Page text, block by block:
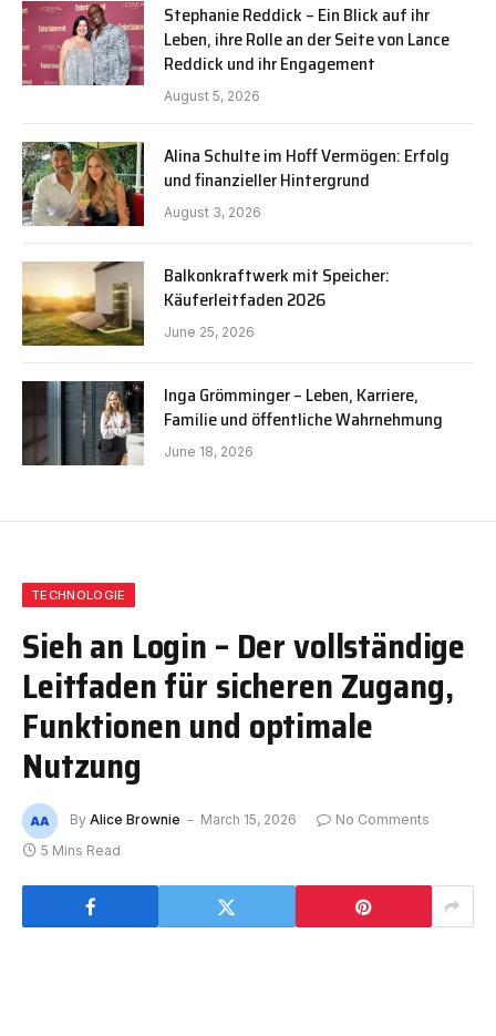
Stephanie Reddick – Ein Blick auf ihr
Leben, ihre Rolle an der Seite von Lance
Reddick und ihr Engagement
August 5, 2026
Alina Schulte im Hoff Vermögen: Erfolg
und finanzieller Hintergrund
August 3, 2026
Balkonkraftwerk mit Speicher:
Käuferleitfaden 2026
June 25, 2026
Inga Grömminger – Leben, Karriere,
Familie und öffentliche Wahrnehmung
June 18, 2026
TECHNOLOGIE
Sieh an Login – Der vollständige
Leitfaden für sicheren Zugang,
Funktionen und optimale
Nutzung
By Alice Brownie March 15, 2026
No Comments
5 Mins Read